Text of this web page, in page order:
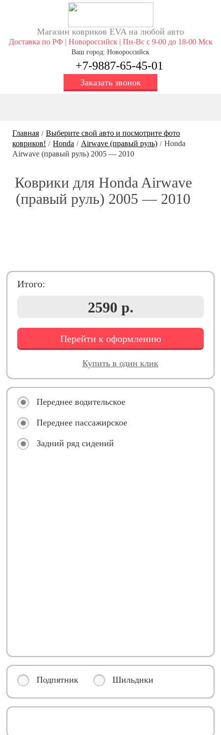
Магазин ковриков EVA ​на любой авто
Доставка по РФ | Новороссийск | Пн-Вс с 9-00 до 18-00 Мск
Ваш город: Новороссийск
+7-9887-65-45-01
Заказать звонок
Главная / Выберите свой авто и посмотрите фото
ковриков! / Honda / Airwave (правый руль) / Honda
Airwave (правый руль) 2005 — 2010
Коврики для Honda Airwave
(правый руль) 2005 — 2010
Итого:
2590 р.
Перейти к оформлению
Купить в один клик
Переднее водительское
Переднее пассажирское
Задний ряд сидений
Подпятник Шильдики